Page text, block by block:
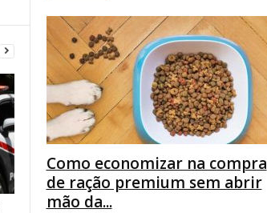
Como economizar na compra
de ração premium sem abrir
mão da...